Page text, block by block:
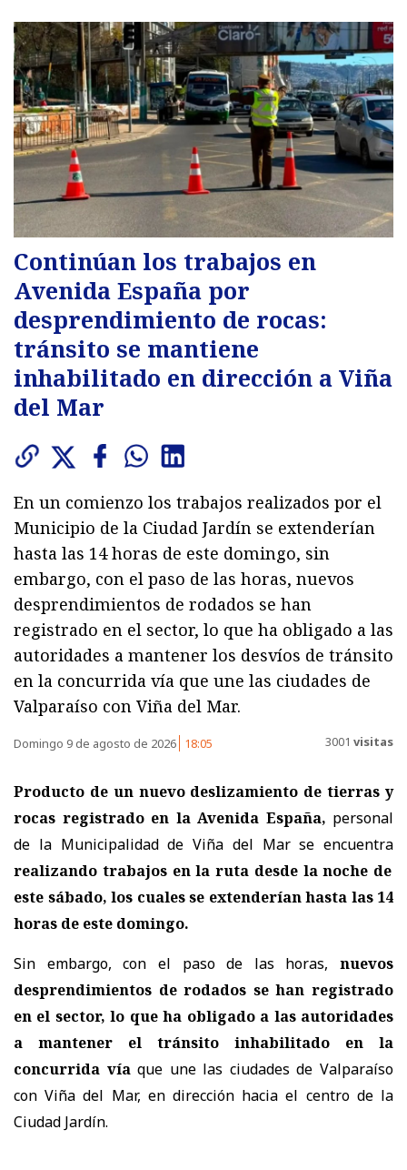
Continúan los trabajos en
Avenida España por
desprendimiento de rocas:
tránsito se mantiene
inhabilitado en dirección a Viña
del Mar
En un comienzo los trabajos realizados por el
Municipio de la Ciudad Jardín se extenderían
hasta las 14 horas de este domingo, sin
embargo, con el paso de las horas, nuevos
desprendimientos de rodados se han
registrado en el sector, lo que ha obligado a las
autoridades a mantener los desvíos de tránsito
en la concurrida vía que une las ciudades de
Valparaíso con Viña del Mar.
Domingo 9 de agosto de 2026 18:05 3001 visitas
Producto de un nuevo deslizamiento de tierras y
rocas registrado en la Avenida España, personal
de la Municipalidad de Viña del Mar se encuentra
realizando trabajos en la ruta desde la noche de
este sábado, los cuales se extenderían hasta las 14
horas de este domingo.
Sin embargo, con el paso de las horas, nuevos
desprendimientos de rodados se han registrado
en el sector, lo que ha obligado a las autoridades
a mantener el tránsito inhabilitado en la
concurrida víaque une las ciudades de Valparaíso
con Viña del Mar, en dirección hacia el centro de la
Ciudad Jardín.